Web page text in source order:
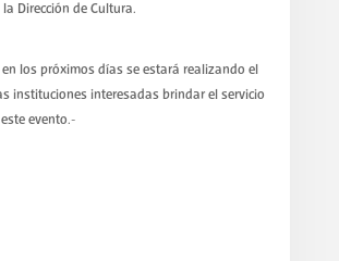
Dirección de Cultura.
los próximos días se estará realizando el
instituciones interesadas brindar el servicio
evento.-